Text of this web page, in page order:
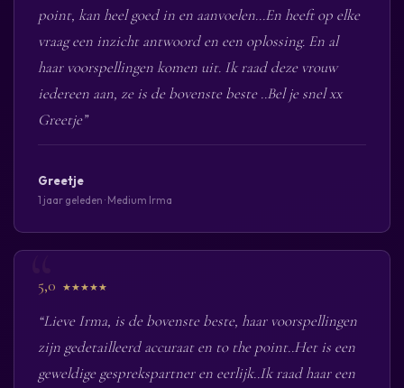
point, kan heel goed in en aanvoelen...En heeft op elke
vraag een inzicht antwoord en een oplossing. En al
haar voorspellingen komen uit. Ik raad deze vrouw
iedereen aan, ze is de bovenste beste ..Bel je snel xx
Greetje”
Greetje
1 jaar geleden · Medium Irma
5,0 ★★★★★
“Lieve Irma, is de bovenste beste, haar voorspellingen
zijn gedetailleerd accuraat en to the point..Het is een
geweldige gesprekspartner en eerlijk..Ik raad haar een